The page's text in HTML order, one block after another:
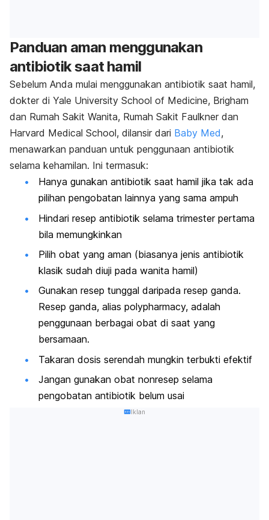
Panduan aman menggunakan
antibiotik saat hamil
Sebelum Anda mulai menggunakan antibiotik saat hamil,
dokter di Yale University School of Medicine, Brigham
dan Rumah Sakit Wanita, Rumah Sakit Faulkner dan
Harvard Medical School, dilansir dari Baby Med,
menawarkan panduan untuk penggunaan antibiotik
selama kehamilan. Ini termasuk:
Hanya gunakan antibiotik saat hamil jika tak ada
pilihan pengobatan lainnya yang sama ampuh
Hindari resep antibiotik selama trimester pertama
bila memungkinkan
Pilih obat yang aman (biasanya jenis antibiotik
klasik sudah diuji pada wanita hamil)
Gunakan resep tunggal daripada resep ganda.
Resep ganda, alias polypharmacy, adalah
penggunaan berbagai obat di saat yang
bersamaan.
Takaran dosis serendah mungkin terbukti efektif
Jangan gunakan obat nonresep selama
pengobatan antibiotik belum usai
Iklan